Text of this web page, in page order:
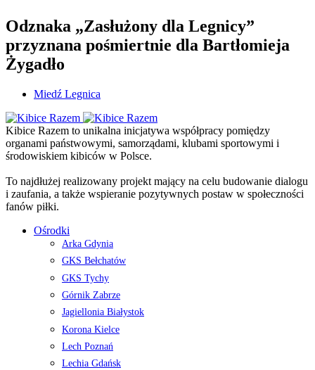
Odznaka „Zasłużony dla Legnicy”
przyznana pośmiertnie dla Bartłomieja
Żygadło
Miedź Legnica
Kibice Razem to unikalna inicjatywa współpracy pomiędzy
organami państwowymi, samorządami, klubami sportowymi i
środowiskiem kibiców w Polsce.
To najdłużej realizowany projekt mający na celu budowanie dialogu
i zaufania, a także wspieranie pozytywnych postaw w społeczności
fanów piłki.
Ośrodki
Arka Gdynia
GKS Bełchatów
GKS Tychy
Górnik Zabrze
Jagiellonia Białystok
Korona Kielce
Lech Poznań
Lechia Gdańsk